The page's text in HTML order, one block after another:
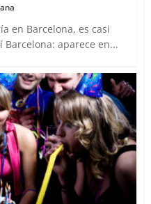
en Barcelona, es casi
aparece en...